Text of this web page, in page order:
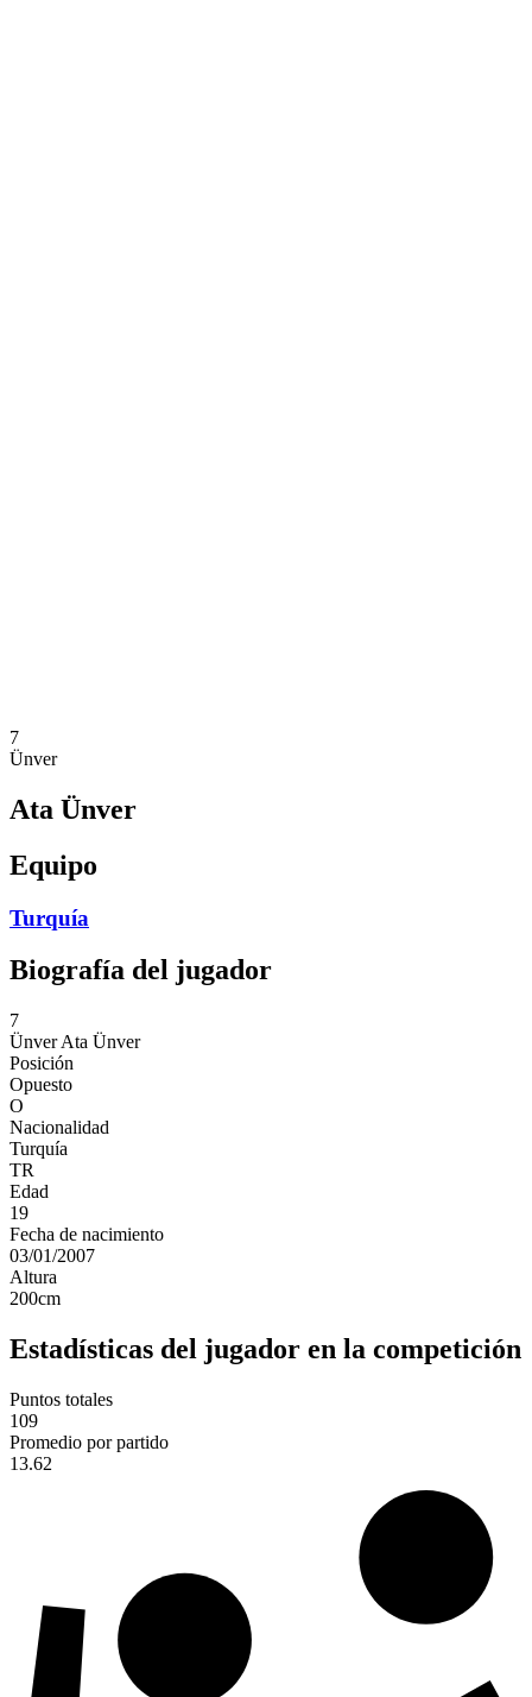
7
Ünver
Ata Ünver
Equipo
Turquía
Biografía del jugador
7
Ünver Ata Ünver
Posición
Opuesto
O
Nacionalidad
Turquía
TR
Edad
19
Fecha de nacimiento
03/01/2007
Altura
200cm
Estadísticas del jugador en la competición
Puntos totales
109
Promedio por partido
13.62